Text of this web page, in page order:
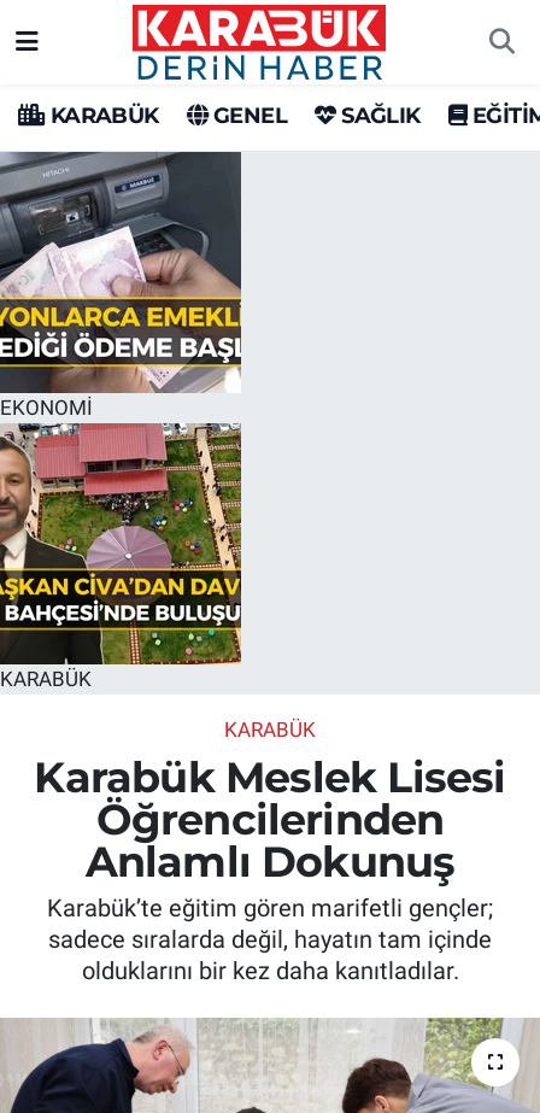
KARABÜK GENEL SAĞLIK
EKONOMİ
KARABÜK
KARABÜK
Karabük Meslek Lisesi
Öğrencilerinden
Anlamlı Dokunuş
Karabük’te eğitim gören marifetli gençler;
sadece sıralarda değil, hayatın tam içinde
olduklarını bir kez daha kanıtladılar.
Karabük Hava Durumu
Karabük Trafik Yoğunluk Haritası
Süper Lig Puan Durumu ve Fikstür
Tüm Manşetler
Son Dakika Haberleri
Haber Arşivi